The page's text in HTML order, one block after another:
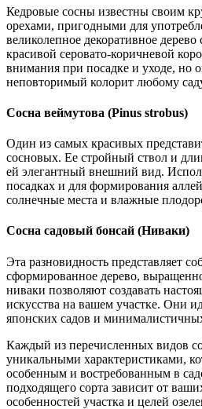
Кедровые сосны известны своим
орехами, пригодными для
великолепное декоративное дерево
красивой серовато-коричневой
внимания при посадке и уходе, но
неповторимый колорит любому
Сосна веймутова (Pinus strobus)
Один из самых красивых
сосновых. Ее стройный ствол и
ей элегантный внешний вид.
посадках и для формирования
солнечные места и влажные
Сосна садовый бонсай (Ниваки)
Эта разновидность представляет
сформированное дерево,
ниваки позволяют создавать
искусства на вашем участке. Они
японских садов и
Каждый из перечисленных видов
уникальными характеристиками,
особенным и востребованным в
подходящего сорта зависит от
особенностей участка и целей